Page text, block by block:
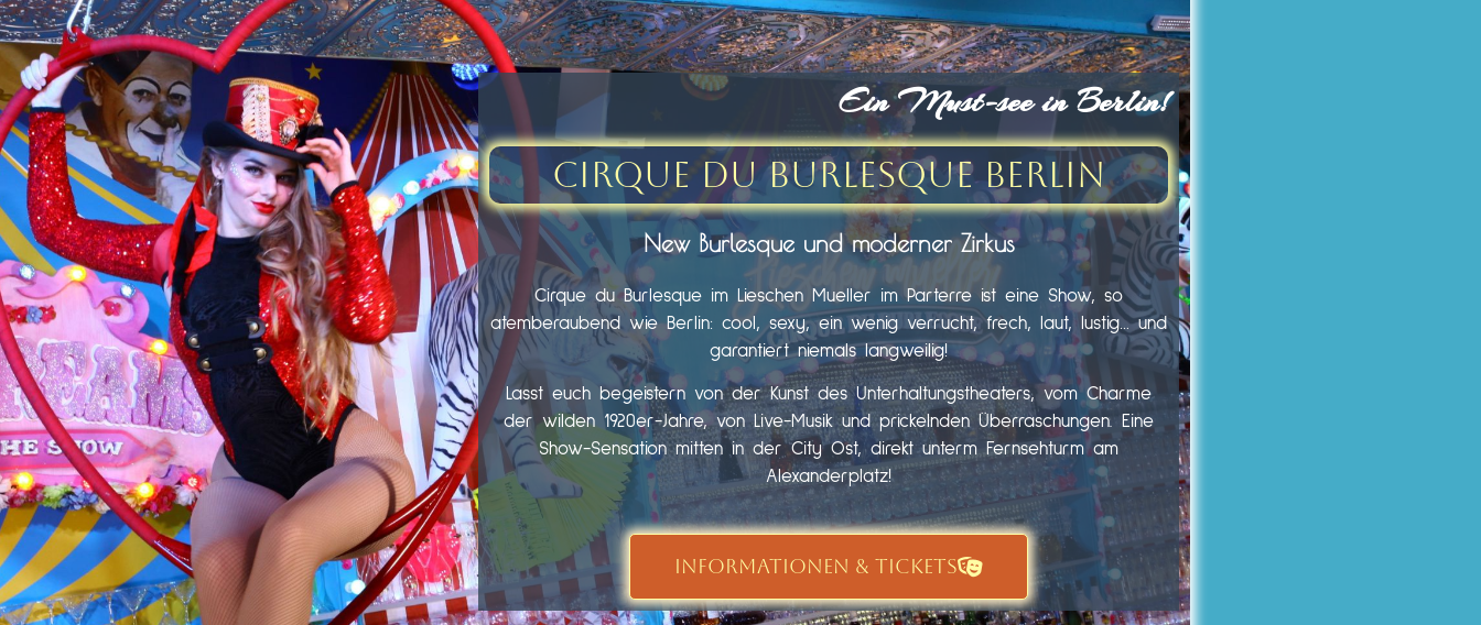
Ein Must-see in Berlin!
Cirque du Burlesque Berlin
New Burlesque und moderner Zirkus
Cirque du Burlesque im Lieschen Mueller im Parterre ist eine Show, so
atemberaubend wie Berlin: cool, sexy, ein wenig verrucht, frech, laut, lustig… und
garantiert niemals langweilig!
Lasst euch begeistern von der Kunst des Unterhaltungstheaters, vom Charme
der wilden 1920er-Jahre, von Live-Musik und prickelnden Überraschungen. Eine
Show-Sensation mitten in der City Ost, direkt unterm Fernsehturm am
Alexanderplatz!
INFORMATIONEN & TICKETS